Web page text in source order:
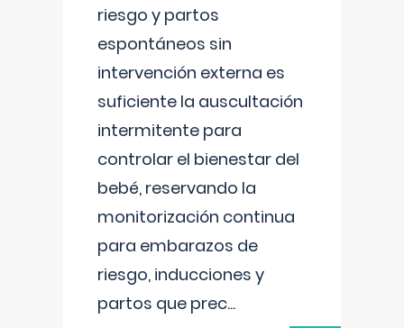
riesgo y partos
espontáneos sin
intervención externa es
suficiente la auscultación
intermitente para
controlar el bienestar del
bebé, reservando la
monitorización continua
para embarazos de
riesgo, inducciones y
partos que prec...